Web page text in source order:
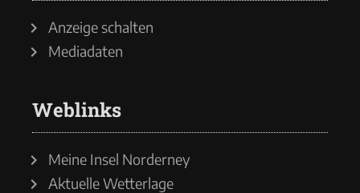
Anzeige schalten
Mediadaten
Weblinks
Meine Insel Norderney
Aktuelle Wetterlage